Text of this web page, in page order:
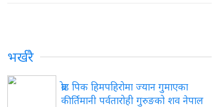
भर्खरै
ब्रोड पिक हिमपहिरोमा ज्यान गुमाएका
कीर्तिमानी पर्वतारोही गुरुङको शव नेपाल